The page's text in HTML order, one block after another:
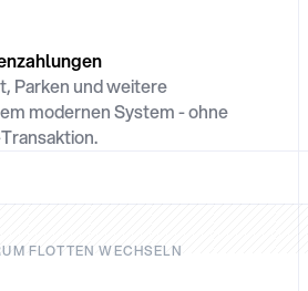
Parken und weitere
modernen System - ohne
FLOTTEN WECHSELN